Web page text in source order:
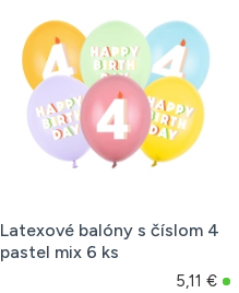
Latexové balóny s číslom 4
pastel mix 6 ks
5,11 €